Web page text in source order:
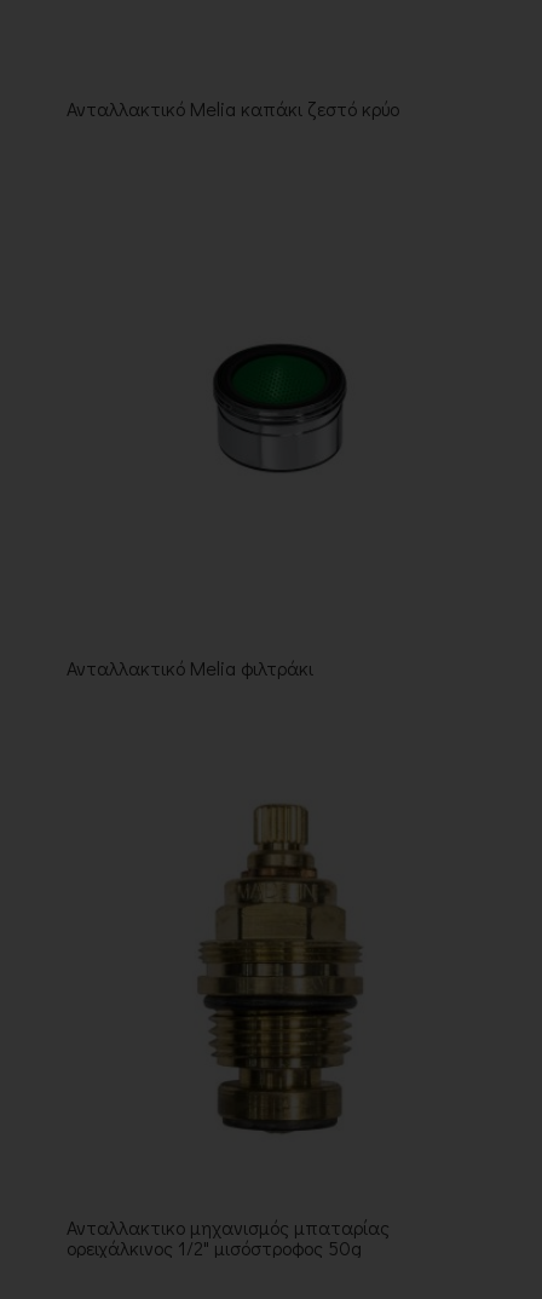
Ανταλλακτικό Melia καπάκι ζεστό κρύο
Ανταλλακτικό Melia φιλτράκι
Ανταλλακτικο μηχανισμός μπαταρίας
ορειχάλκινος 1/2" μισόστροφος 50g